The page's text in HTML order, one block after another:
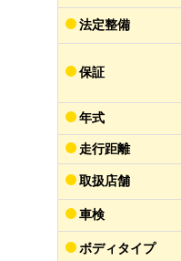
法定整備
保証
年式
走行距離
取扱店舗
車検
ボディタイプ